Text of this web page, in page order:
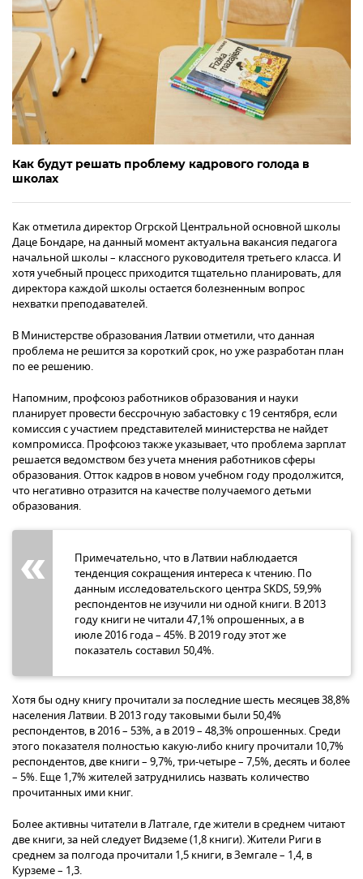
Как будут решать проблему кадрового голода в
школах
Как отметила директор Огрской Центральной основной школы
Даце Бондаре, на данный момент актуальна вакансия педагога
начальной школы – классного руководителя третьего класса. И
хотя учебный процесс приходится тщательно планировать, для
директора каждой школы остается болезненным вопрос
нехватки преподавателей.
В Министерстве образования Латвии отметили, что данная
проблема не решится за короткий срок, но уже разработан план
по ее решению.
Напомним, профсоюз работников образования и науки
планирует провести бессрочную забастовку с 19 сентября, если
комиссия с участием представителей министерства не найдет
компромисса. Профсоюз также указывает, что проблема зарплат
решается ведомством без учета мнения работников сферы
образования. Отток кадров в новом учебном году продолжится,
что негативно отразится на качестве получаемого детьми
образования.
Примечательно, что в Латвии наблюдается
тенденция сокращения интереса к чтению. По
данным исследовательского центра SKDS, 59,9%
респондентов не изучили ни одной книги. В 2013
году книги не читали 47,1% опрошенных, а в
июле 2016 года – 45%. В 2019 году этот же
показатель составил 50,4%.
Хотя бы одну книгу прочитали за последние шесть месяцев 38,8%
населения Латвии. В 2013 году таковыми были 50,4%
респондентов, в 2016 – 53%, а в 2019 – 48,3% опрошенных. Среди
этого показателя полностью какую-либо книгу прочитали 10,7%
респондентов, две книги – 9,7%, три-четыре – 7,5%, десять и более
– 5%. Еще 1,7% жителей затруднились назвать количество
прочитанных ими книг.
Более активны читатели в Латгале, где жители в среднем читают
две книги, за ней следует Видземе (1,8 книги). Жители Риги в
среднем за полгода прочитали 1,5 книги, в Земгале – 1,4, в
Курземе – 1,3.